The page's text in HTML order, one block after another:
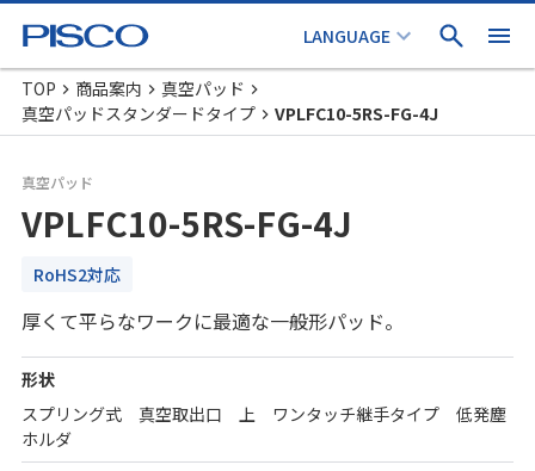
TOP 商品案内
真空パッド
真空パッドスタンダードタイプ
VPLFC10-5RS-FG-4J
真空パッド
VPLFC10-5RS-FG-4J
RoHS2対応
厚くて平らなワークに最適な一般形パッド。
形状
スプリング式 真空取出口 上 ワンタッチ継手タイプ 低発塵
ホルダ